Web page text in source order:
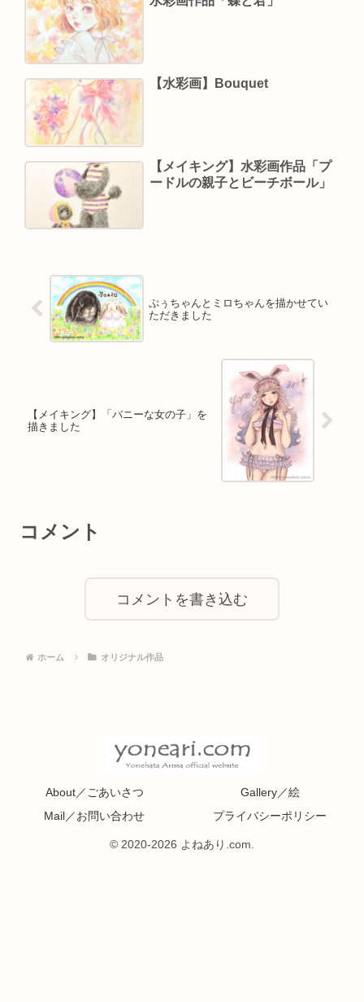
【水彩画】Bouquet
【メイキング】水彩画作品「プ
ードルの親子とビーチボール」
ぷぅちゃんとミロちゃんを描かせてい
ただきました
【メイキング】「バニーな女の子」を
描きました
コメント
コメントを書き込む
ホーム オリジナル作品
About／ごあいさつ
Gallery／絵
Mail／お問い合わせ
プライバシーポリシー
© 2020-2026 よねあり.com.